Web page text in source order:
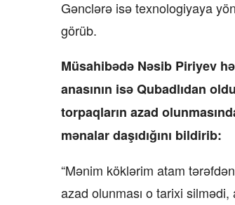
Gənclərə isə texnologiyaya
görüb.
Müsahibədə Nəsib Piriyev
anasının isə Qubadlıdan
torpaqların azad
mənalar daşıdığını bildirib:
“Mənim köklərim atam
azad olunması o tarixi